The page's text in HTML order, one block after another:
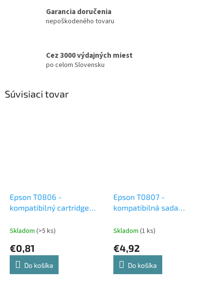
Garancia doručenia
nepoškodeného tovaru
Cez 3000 výdajných miest
po celom Slovensku
Súvisiaci tovar
Epson T0806 -
kompatibilný cartridge
Skladom (>5 ks)
€0,81
Do košíka
Epson T0807 -
kompatibilná sada
Skladom (1 ks)
€4,92
Do košíka